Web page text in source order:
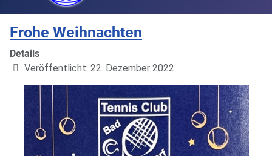
Frohe Weihnachten
Details
Veröffentlicht: 22. Dezember 2022